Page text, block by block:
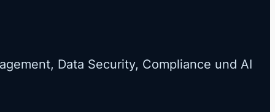
Data Security, Compliance und AI